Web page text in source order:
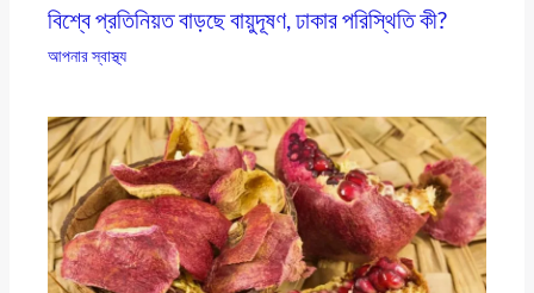
বিশ্বে প্রতিনিয়ত বাড়ছে বায়ুদূষণ, ঢাকার পরিস্থিতি কী?
আপনার স্বাস্থ্য